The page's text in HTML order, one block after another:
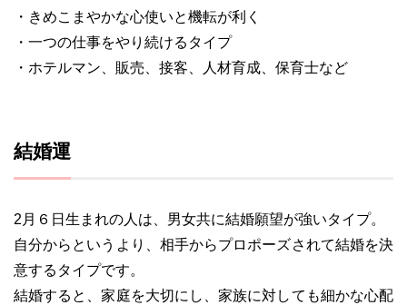
・きめこまやかな心使いと機転が利く
・一つの仕事をやり続けるタイプ
・ホテルマン、販売、接客、人材育成、保育士など
結婚運
2月６日生まれの人は、男女共に結婚願望が強いタイプ。
自分からというより、相手からプロポーズされて結婚を決
意するタイプです。
結婚すると、家庭を大切にし、家族に対しても細かな心配